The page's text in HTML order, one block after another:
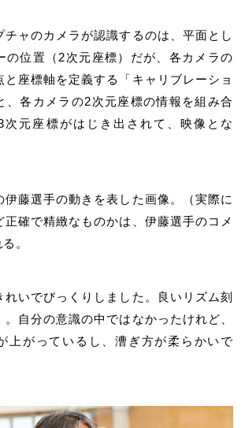
チャのカメラが認識するのは、平面とし
の位置（2次元座標）だが、各カメラの
座標軸を定義する「キャリブレーショ
、各カメラの2次元座標の情報を組み合
次元座標がはじき出されて、映像とな
伊藤選手の動きを表した画像。（実際に
正確で精緻なものかは、伊藤選手のコメ
。
れいでびっくりしました。良いリズム刻
自分の意識の中ではなかったけれど、
上がっているし、漕ぎ方が柔らかいで